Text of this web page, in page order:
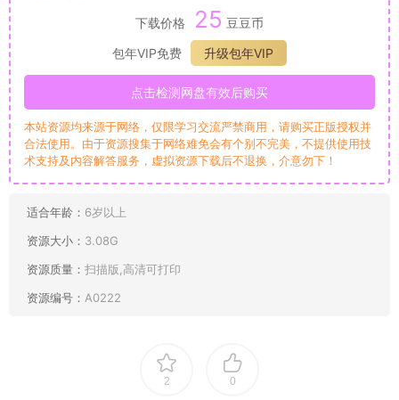
下载价格 25 豆豆币
包年VIP免费
升级包年VIP
点击检测网盘有效后购买
本站资源均来源于网络，仅限学习交流严禁商用，请购买正版授权并
合法使用。由于资源搜集于网络难免会有个别不完美，不提供使用技
术支持及内容解答服务，虚拟资源下载后不退换，介意勿下！
适合年龄： 6岁以上
资源大小： 3.08G
资源质量： 扫描版,高清可打印
资源编号： A0222
2 0